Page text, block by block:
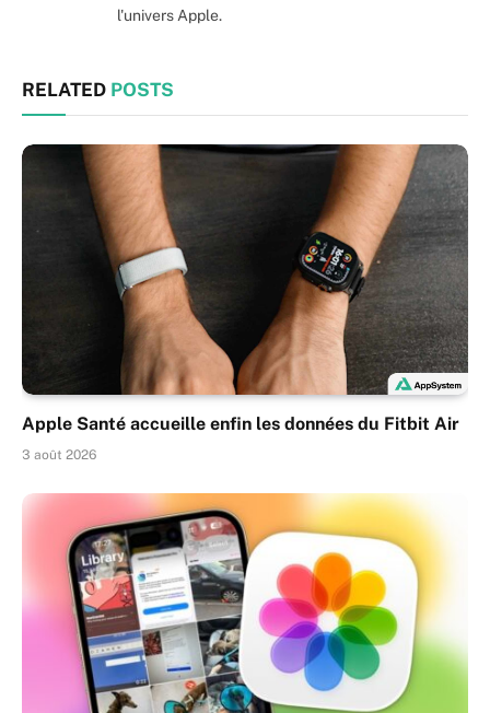
l'univers Apple.
RELATED POSTS
Apple Santé accueille enfin les données du Fitbit Air
3 août 2026